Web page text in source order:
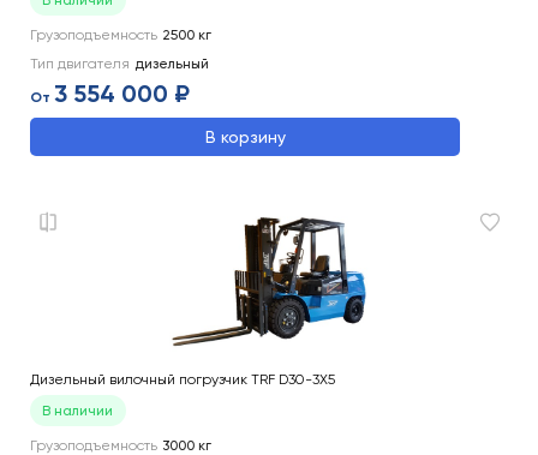
Грузоподъемность 2500 кг
Тип двигателя дизельный
От 3 554 000 ₽
В корзину
Дизельный вилочный погрузчик TRF D30-3X5
В наличии
Грузоподъемность 3000 кг